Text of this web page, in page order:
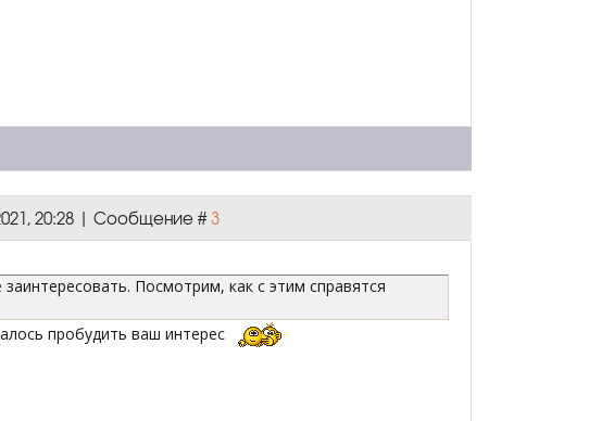
20:28 | Сообщение #3
Посмотрим, как с этим справятся
пробудить ваш интерес